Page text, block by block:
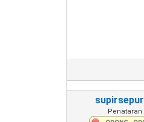
supirsepur
Penataran